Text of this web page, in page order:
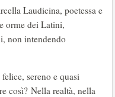
Laudicina, poetessa e
orme dei Latini,
non intendendo
sereno e quasi
così? Nella realtà, nella